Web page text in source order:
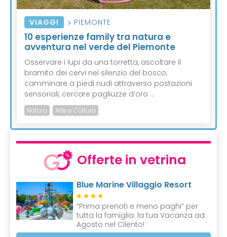
VIAGGI PIEMONTE
10 esperienze family tra natura e
avventura nel verde del Piemonte
Osservare i lupi da una torretta, ascoltare il
bramito dei cervi nel silenzio del bosco,
camminare a piedi nudi attraverso postazioni
sensoriali, cercare pagliuzze d’oro ...
Natura Arte e Cultura
Offerte in vetrina
Blue Marine Villaggio Resort
“Prima prenoti e meno paghi” per
tutta la famiglia: la tua Vacanza ad
Agosto nel Cilento!